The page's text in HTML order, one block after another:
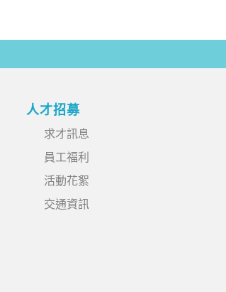
人才招募
求才訊息
員工福利
活動花絮
交通資訊